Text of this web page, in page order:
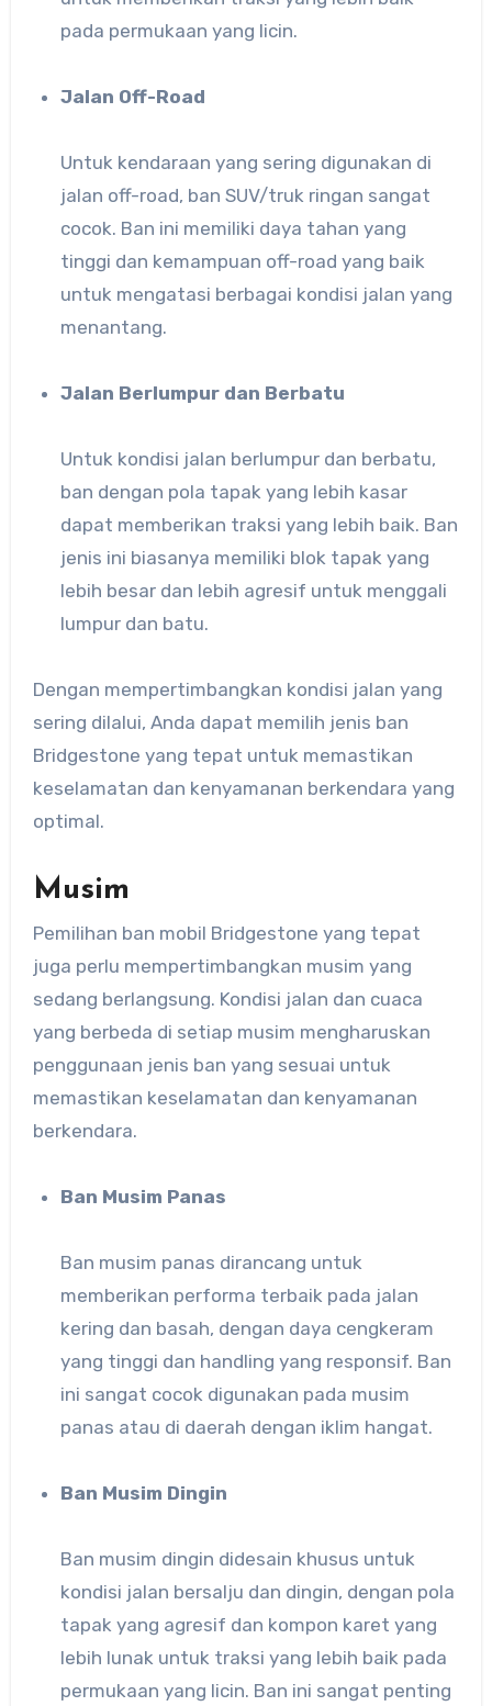
pada permukaan yang licin.
Jalan Off-Road
Untuk kendaraan yang sering digunakan di
jalan off-road, ban SUV/truk ringan sangat
cocok. Ban ini memiliki daya tahan yang
tinggi dan kemampuan off-road yang baik
untuk mengatasi berbagai kondisi jalan yang
menantang.
Jalan Berlumpur dan Berbatu
Untuk kondisi jalan berlumpur dan berbatu,
ban dengan pola tapak yang lebih kasar
dapat memberikan traksi yang lebih baik. Ban
jenis ini biasanya memiliki blok tapak yang
lebih besar dan lebih agresif untuk menggali
lumpur dan batu.
Dengan mempertimbangkan kondisi jalan yang
sering dilalui, Anda dapat memilih jenis ban
Bridgestone yang tepat untuk memastikan
keselamatan dan kenyamanan berkendara yang
optimal.
Musim
Pemilihan ban mobil Bridgestone yang tepat
juga perlu mempertimbangkan musim yang
sedang berlangsung. Kondisi jalan dan cuaca
yang berbeda di setiap musim mengharuskan
penggunaan jenis ban yang sesuai untuk
memastikan keselamatan dan kenyamanan
berkendara.
Ban Musim Panas
Ban musim panas dirancang untuk
memberikan performa terbaik pada jalan
kering dan basah, dengan daya cengkeram
yang tinggi dan handling yang responsif. Ban
ini sangat cocok digunakan pada musim
panas atau di daerah dengan iklim hangat.
Ban Musim Dingin
Ban musim dingin didesain khusus untuk
kondisi jalan bersalju dan dingin, dengan pola
tapak yang agresif dan kompon karet yang
lebih lunak untuk traksi yang lebih baik pada
permukaan yang licin. Ban ini sangat penting